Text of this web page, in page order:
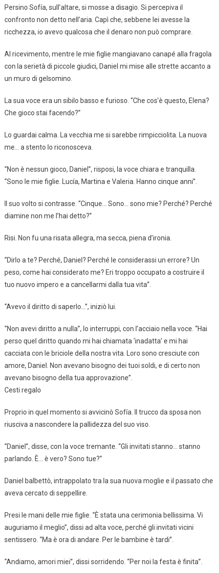
Persino Sofía, sull’altare, si mosse a disagio. Si percepiva il
confronto non detto nell’aria. Capì che, sebbene lei avesse la
ricchezza, io avevo qualcosa che il denaro non può comprare.
Al ricevimento, mentre le mie figlie mangiavano canapé alla fragola
con la serietà di piccole giudici, Daniel mi mise alle strette accanto a
un muro di gelsomino.
La sua voce era un sibilo basso e furioso. “Che cos’è questo, Elena?
Che gioco stai facendo?”
Lo guardai calma. La vecchia me si sarebbe rimpicciolita. La nuova
me… a stento lo riconosceva.
“Non è nessun gioco, Daniel”, risposi, la voce chiara e tranquilla.
“Sono le mie figlie. Lucía, Martina e Valeria. Hanno cinque anni”.
Il suo volto si contrasse. “Cinque… Sono… sono mie? Perché? Perché
diamine non me l’hai detto?”
Risi. Non fu una risata allegra, ma secca, piena d’ironia.
“Dirlo a te? Perché, Daniel? Perché le considerassi un errore? Un
peso, come hai considerato me? Eri troppo occupato a costruire il
tuo nuovo impero e a cancellarmi dalla tua vita”.
“Avevo il diritto di saperlo…”, iniziò lui.
“Non avevi diritto a nulla”, lo interruppi, con l’acciaio nella voce. “Hai
perso quel diritto quando mi hai chiamata ‘inadatta’ e mi hai
cacciata con le briciole della nostra vita. Loro sono cresciute con
amore, Daniel. Non avevano bisogno dei tuoi soldi, e di certo non
avevano bisogno della tua approvazione”.
Cesti regalo
Proprio in quel momento si avvicinò Sofía. Il trucco da sposa non
riusciva a nascondere la pallidezza del suo viso.
“Daniel”, disse, con la voce tremante. “Gli invitati stanno… stanno
parlando. È… è vero? Sono tue?”
Daniel balbettò, intrappolato tra la sua nuova moglie e il passato che
aveva cercato di seppellire.
Presi le mani delle mie figlie. “È stata una cerimonia bellissima. Vi
auguriamo il meglio”, dissi ad alta voce, perché gli invitati vicini
sentissero. “Ma è ora di andare. Per le bambine è tardi”.
“Andiamo, amori miei”, dissi sorridendo. “Per noi la festa è finita”.